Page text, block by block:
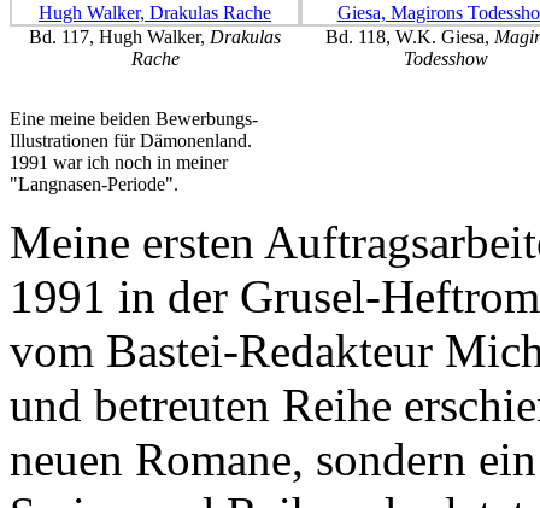
Bd. 117, Hugh Walker, Drakulas
Rache
Bd. 118, W.K. Giesa,
Todesshow
Eine meine beiden Bewerbungs-
Illustrationen für Dämonenland.
1991 war ich noch in meiner
"Langnasen-Periode".
Meine ersten
1991 in der Grusel-
vom Bastei-Redakteur
und betreuten Reihe
neuen Romane, sondern